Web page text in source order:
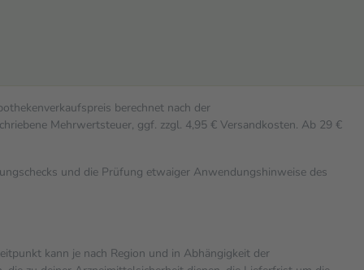
berechnet nach der
Mehrwertsteuer, ggf. zzgl. 4,95 € Versandkosten. Ab 29 €
und die Prüfung etwaiger Anwendungshinweise des
kann je nach Region und in Abhängigkeit der